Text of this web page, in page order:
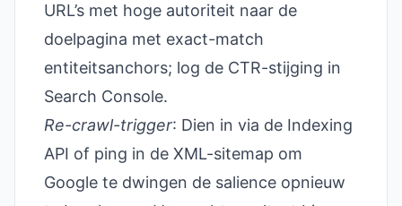
URL’s met hoge autoriteit naar de
doelpagina met exact-match
entiteitsanchors; log de CTR-stijging in
Search Console.
Re-crawl-trigger: Dien in via de Indexing
API of ping in de XML-sitemap om
Google te dwingen de salience opnieuw